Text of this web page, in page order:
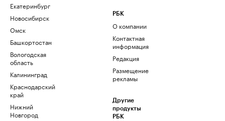
Екатеринбург
Новосибирск
Омск
Башкортостан
Вологодская
область
Калининград
Краснодарский
край
Нижний
Новгород
РБК
О компании
Контактная
информация
Редакция
Размещение
рекламы
Другие
продукты
РБК